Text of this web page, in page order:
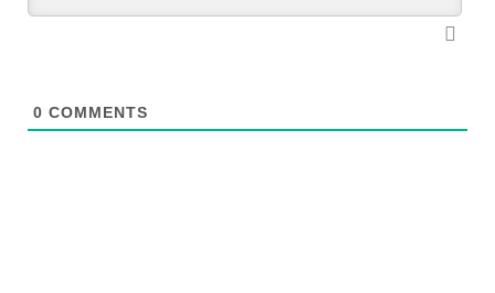
0 COMMENTS